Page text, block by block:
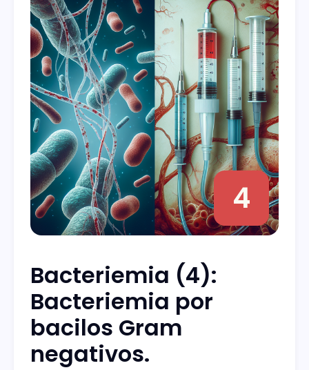
4
Bacteriemia (4):
Bacteriemia por
bacilos Gram
negativos.